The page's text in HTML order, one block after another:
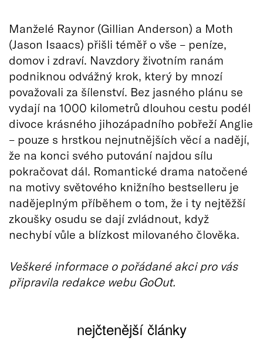
Manželé Raynor (Gillian Anderson) a Moth
(Jason Isaacs) přišli téměř o vše – peníze,
domov i zdraví. Navzdory životním ranám
podniknou odvážný krok, který by mnozí
považovali za šílenství. Bez jasného plánu se
vydají na 1000 kilometrů dlouhou cestu podél
divoce krásného jihozápadního pobřeží Anglie
– pouze s hrstkou nejnutnějších věcí a nadějí,
že na konci svého putování najdou sílu
pokračovat dál. Romantické drama natočené
na motivy světového knižního bestselleru je
nadějeplným příběhem o tom, že i ty nejtěžší
zkoušky osudu se dají zvládnout, když
nechybí vůle a blízkost milovaného člověka.
Veškeré informace o pořádané akci pro vás
připravila redakce webu GoOut.
nejčtenější články